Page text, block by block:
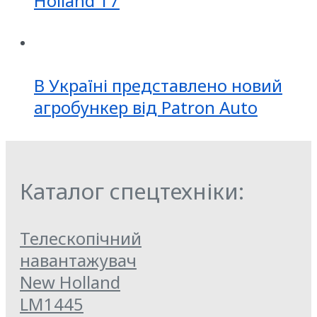
В Україні представлено новий
агробункер від Patron Auto
Каталог спецтехніки:
Телескопічний
навантажувач
New Holland
LM1445